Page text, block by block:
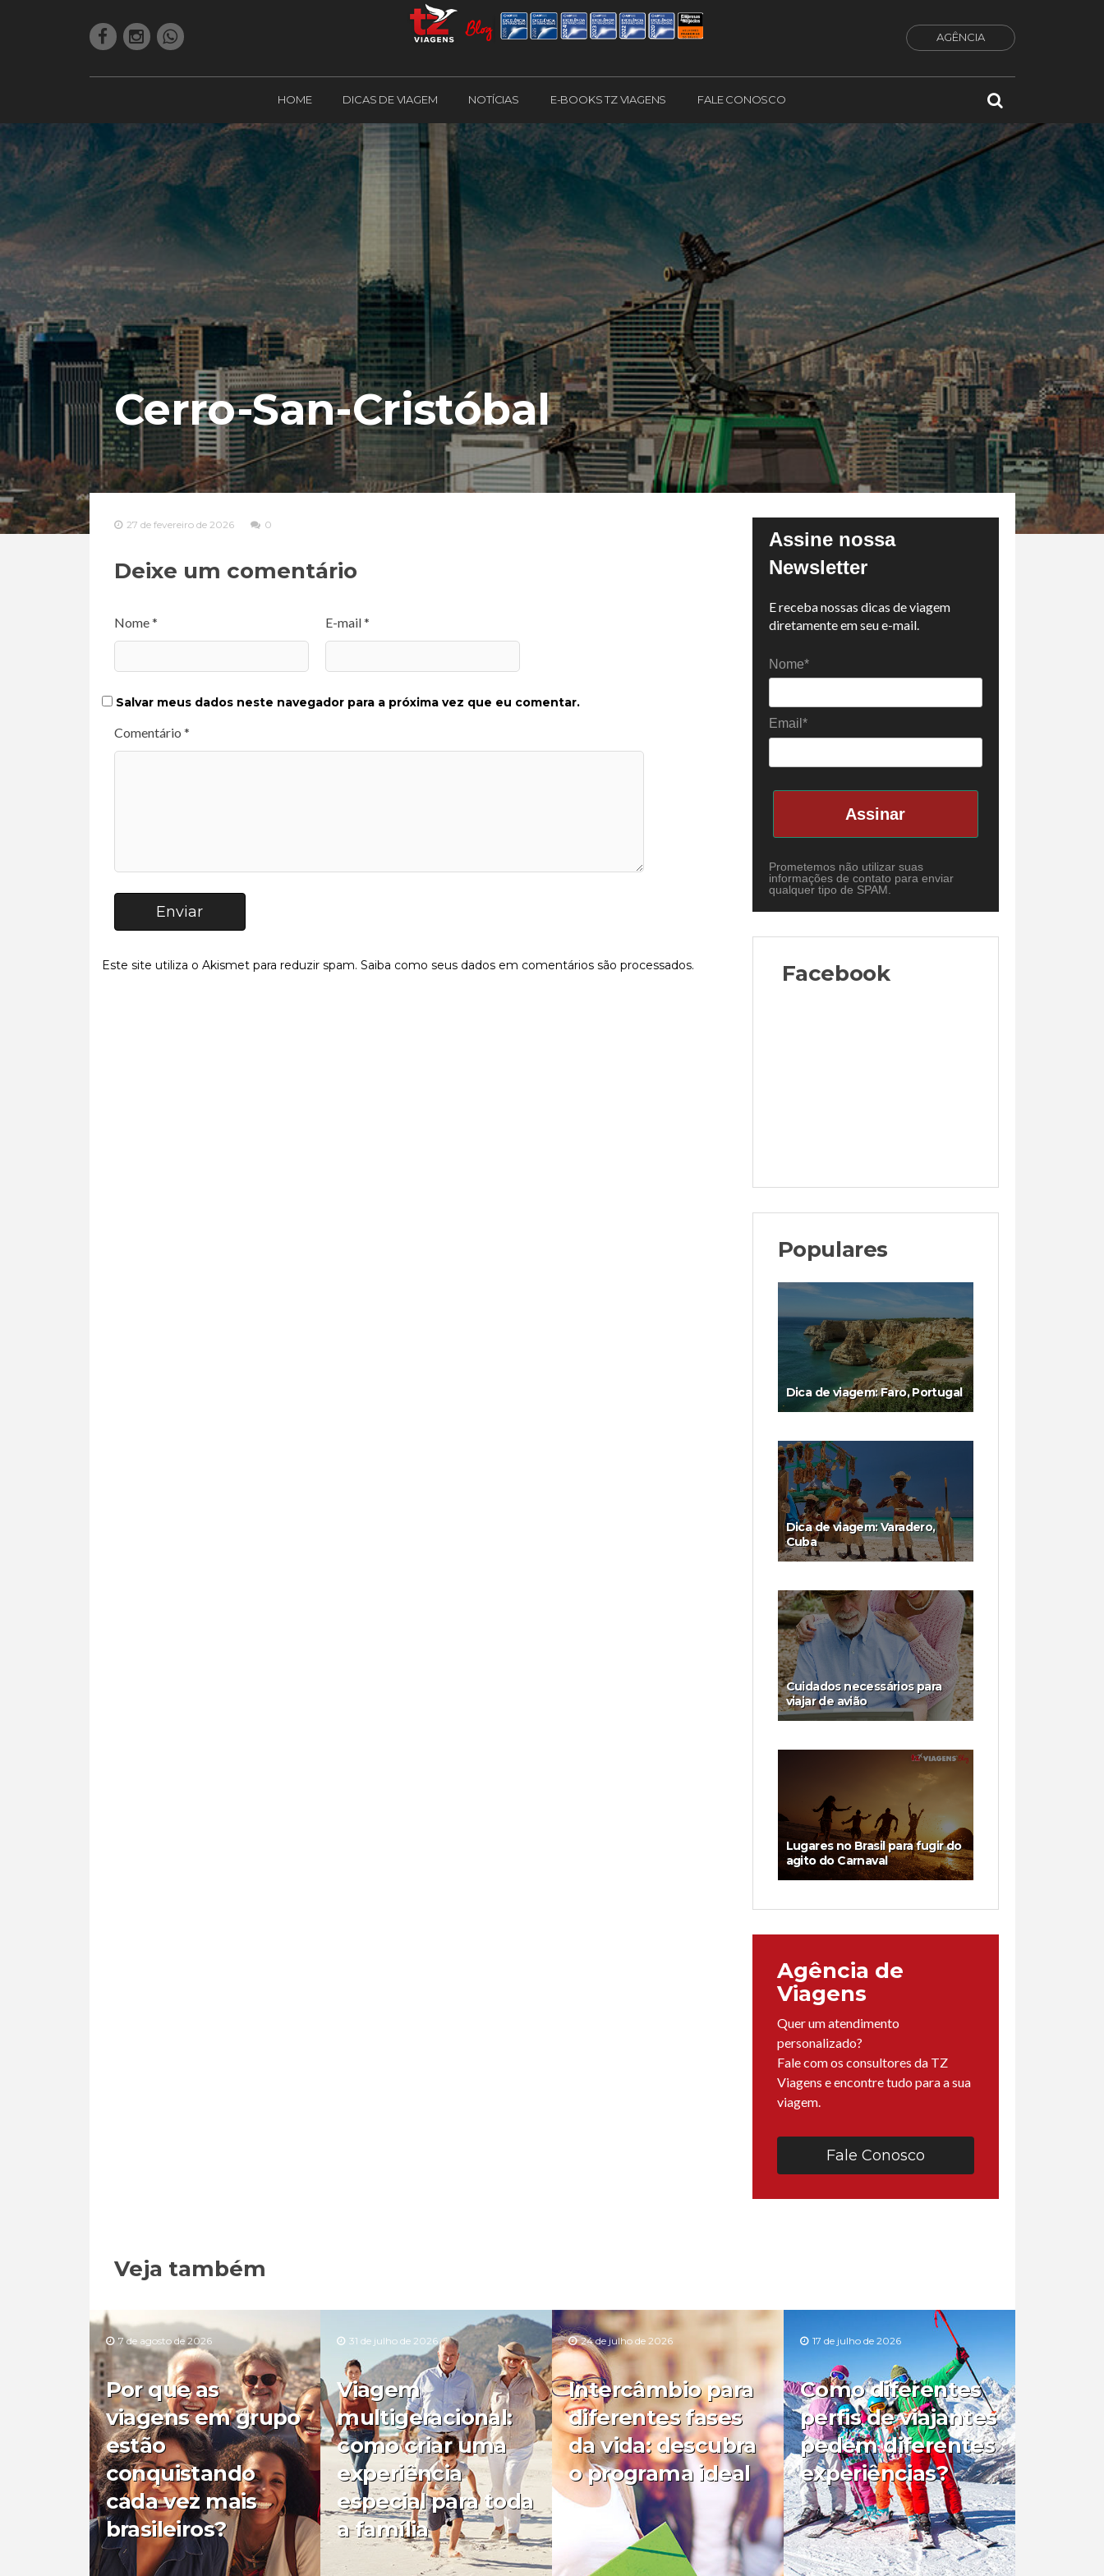
AGÊNCIA
HOME DICAS DE VIAGEM NOTÍCIAS E-BOOKS TZ VIAGENS FALE CONOSCO
Cerro-San-Cristóbal
27 de fevereiro de 2026 0
Deixe um comentário
Nome * E-mail *
Salvar meus dados neste navegador para a próxima vez que eu comentar.
Comentário *
Enviar
Este site utiliza o Akismet para reduzir spam. Saiba como seus dados em comentários são processados.
Assine nossa
Newsletter
E receba nossas dicas de viagem
diretamente em seu e-mail.
Nome*
Email*
Assinar
Prometemos não utilizar suas
informações de contato para enviar
qualquer tipo de SPAM.
Facebook
Populares
Dica de viagem: Faro, Portugal
Dica de viagem: Varadero,
Cuba
Cuidados necessários para
viajar de avião
Lugares no Brasil para fugir do
agito do Carnaval
Agência de
Viagens
Quer um atendimento
personalizado?
Fale com os consultores da TZ
Viagens e encontre tudo para a sua
viagem.
Fale Conosco
Veja também
7 de agosto de 2026
Por que as
viagens em grupo
estão
conquistando
cada vez mais
brasileiros?
31 de julho de 2026
Viagem
multigeracional:
como criar uma
experiência
especial para toda
a família
24 de julho de 2026
Intercâmbio para
diferentes fases
da vida: descubra
o programa ideal
17 de julho de 2026
Como diferentes
perfis de viajantes
pedem diferentes
experiências?